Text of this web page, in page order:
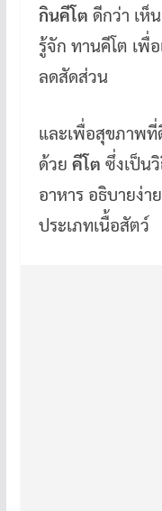
กินคีโต ดีกว่า เห็
รู้จัก ทานคีโต เพื่
ลดสัดส่วน
และเพื่อสุขภาพ
ด้วย คีโต ซึ่งเป็น
อาหาร อธิบายง่า
ประเภทเนื้อสัตว์